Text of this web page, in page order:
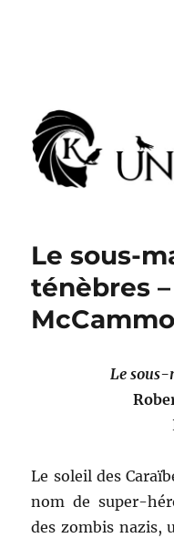
Le sous-
ténèbres
Le sous-
Le soleil des
nom de super-
des zombis nazis,